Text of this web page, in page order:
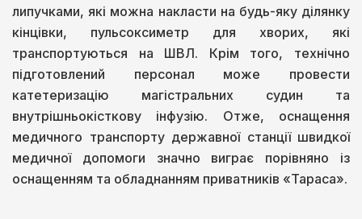
липучками, які можна накласти на будь-яку ділянку
кінцівки, пульсоксиметр для хворих, які
транспортуються на ШВЛ. Крім того, технічно
підготовлений персонал може провести
катетеризацію магістральних судин та
внутрішньокісткову інфузію. Отже, оснащення
медичного транспорту державної станції швидкої
медичної допомоги значно виграє порівняно із
оснащенням та обладнанням приватників «Тараса».